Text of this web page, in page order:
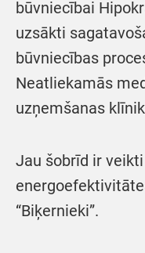
būvniecībai
uzsākti
būvniecības
Neatliekamās
uzņemšanas
Jau šobrīd ir
“Biķernieki”.